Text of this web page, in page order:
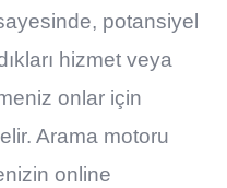
potansiyel
hizmet veya
onlar için
Arama motoru
online